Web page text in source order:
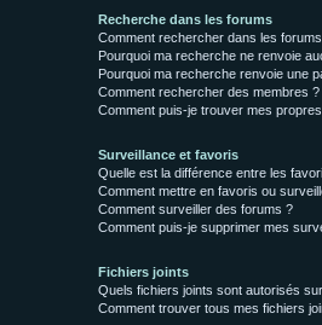
Recherche dans les forums
Comment rechercher dans les
Pourquoi ma recherche ne renvoie
Pourquoi ma recherche renvoie une
Comment rechercher des membres ?
Comment puis-je trouver mes
Surveillance et favoris
Quelle est la différence entre les
Comment mettre en favoris ou
Comment surveiller des forums ?
Comment puis-je supprimer mes
Fichiers joints
Quels fichiers joints sont autorisés
Comment trouver tous mes fichiers